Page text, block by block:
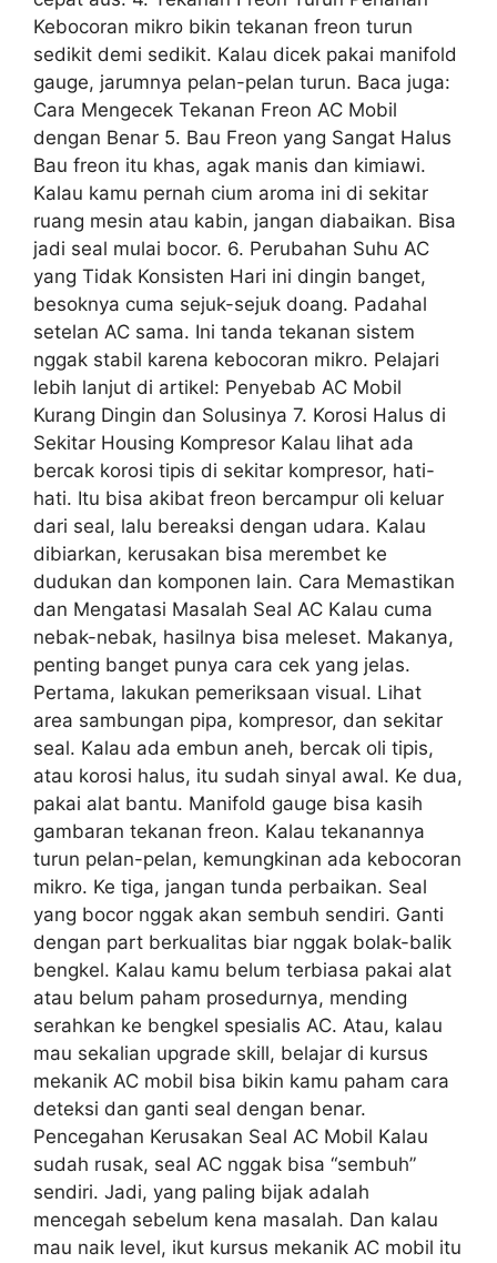
Kebocoran mikro bikin tekanan freon turun
sedikit demi sedikit. Kalau dicek pakai manifold
gauge, jarumnya pelan-pelan turun. Baca juga:
Cara Mengecek Tekanan Freon AC Mobil
dengan Benar 5. Bau Freon yang Sangat Halus
Bau freon itu khas, agak manis dan kimiawi.
Kalau kamu pernah cium aroma ini di sekitar
ruang mesin atau kabin, jangan diabaikan. Bisa
jadi seal mulai bocor. 6. Perubahan Suhu AC
yang Tidak Konsisten Hari ini dingin banget,
besoknya cuma sejuk-sejuk doang. Padahal
setelan AC sama. Ini tanda tekanan sistem
nggak stabil karena kebocoran mikro. Pelajari
lebih lanjut di artikel: Penyebab AC Mobil
Kurang Dingin dan Solusinya 7. Korosi Halus di
Sekitar Housing Kompresor Kalau lihat ada
bercak korosi tipis di sekitar kompresor, hati-
hati. Itu bisa akibat freon bercampur oli keluar
dari seal, lalu bereaksi dengan udara. Kalau
dibiarkan, kerusakan bisa merembet ke
dudukan dan komponen lain. Cara Memastikan
dan Mengatasi Masalah Seal AC Kalau cuma
nebak-nebak, hasilnya bisa meleset. Makanya,
penting banget punya cara cek yang jelas.
Pertama, lakukan pemeriksaan visual. Lihat
area sambungan pipa, kompresor, dan sekitar
seal. Kalau ada embun aneh, bercak oli tipis,
atau korosi halus, itu sudah sinyal awal. Ke dua,
pakai alat bantu. Manifold gauge bisa kasih
gambaran tekanan freon. Kalau tekanannya
turun pelan-pelan, kemungkinan ada kebocoran
mikro. Ke tiga, jangan tunda perbaikan. Seal
yang bocor nggak akan sembuh sendiri. Ganti
dengan part berkualitas biar nggak bolak-balik
bengkel. Kalau kamu belum terbiasa pakai alat
atau belum paham prosedurnya, mending
serahkan ke bengkel spesialis AC. Atau, kalau
mau sekalian upgrade skill, belajar di kursus
mekanik AC mobil bisa bikin kamu paham cara
deteksi dan ganti seal dengan benar.
Pencegahan Kerusakan Seal AC Mobil Kalau
sudah rusak, seal AC nggak bisa “sembuh”
sendiri. Jadi, yang paling bijak adalah
mencegah sebelum kena masalah. Dan kalau
mau naik level, ikut kursus mekanik AC mobil itu